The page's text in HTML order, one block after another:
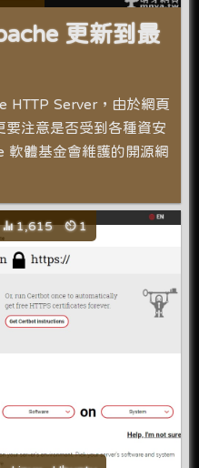
更新到最
HTTP Server，由於網頁
要注意是否受到各種資安
軟體基金會維護的開源網
1,615 1